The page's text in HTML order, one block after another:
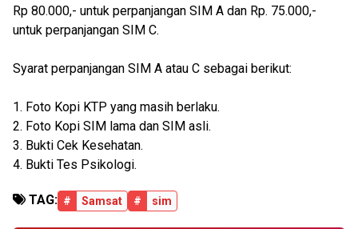
Rp 80.000,- untuk perpanjangan SIM A dan Rp. 75.000,-
untuk perpanjangan SIM C.
Syarat perpanjangan SIM A atau C sebagai berikut:
1. Foto Kopi KTP yang masih berlaku.
2. Foto Kopi SIM lama dan SIM asli.
3. Bukti Cek Kesehatan.
4. Bukti Tes Psikologi.
TAG: # Samsat # sim